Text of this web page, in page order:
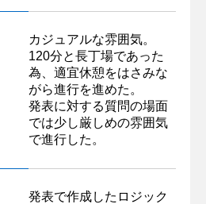
カジュアルな雰囲気。
120分と長丁場であった
為、適宜休憩をはさみな
がら進行を進めた。
発表に対する質問の場面
では少し厳しめの雰囲気
で進行した。
発表で作成したロジック